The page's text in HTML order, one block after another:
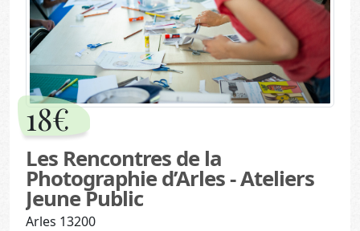
18€
Les Rencontres de la
Photographie d’Arles - Ateliers
Jeune Public
Arles 13200